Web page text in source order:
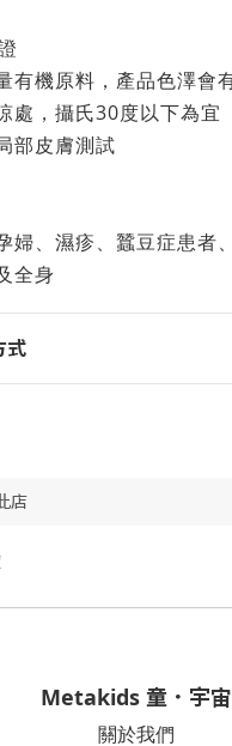
有機原料，產品色澤會
處，攝氏30度以下為宜
部皮膚測試
婦、濕疹、蠶豆症患者
全身
式
Metakids 童．宇宙
關於我們